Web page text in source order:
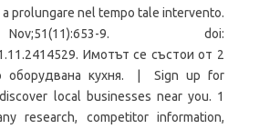
a prolungare nel tempo tale intervento.
9. doi:
Имотът се състои от 2
оборудвана кухня. | Sign up for
local businesses near you. 1
research, competitor information,